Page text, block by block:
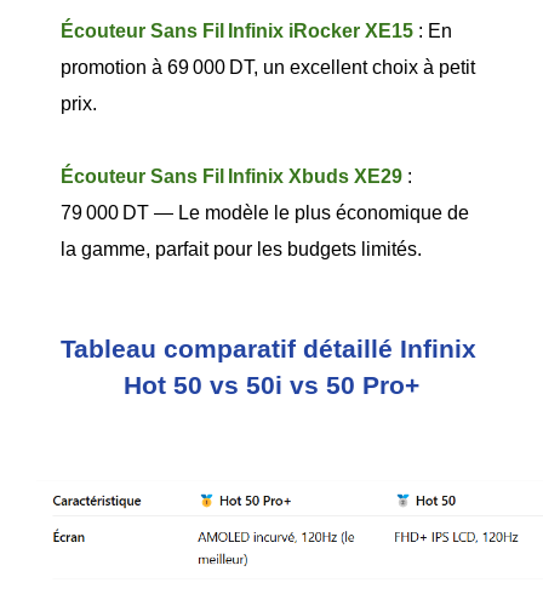
Écouteur Sans Fil Infinix iRocker XE15 : En
promotion à 69 000 DT, un excellent choix à petit
prix.
Écouteur Sans Fil Infinix Xbuds XE29 :
79 000 DT — Le modèle le plus économique de
la gamme, parfait pour les budgets limités.
Tableau comparatif détaillé Infinix
Hot 50 vs 50i vs 50 Pro+